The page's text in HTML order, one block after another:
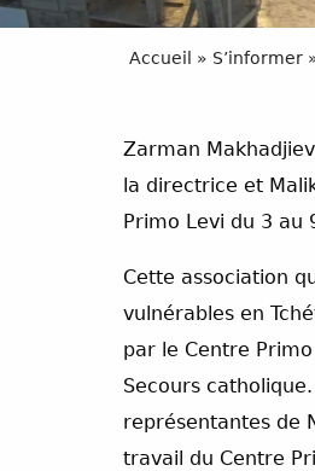
Accueil » S’informer
Zarman
la directrice et
Primo Levi du 3 au
Cette association
vulnérables en
par le Centre
Secours
représentantes de
travail du Centre